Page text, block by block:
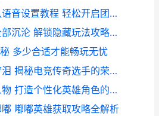
王者荣耀如何调小队语音设置教程 轻松开启团队沟通新体验
王者荣耀如何设置全部沉沦 解锁隐藏玩法攻略全解析
多少合适才能畅玩无忧
王者荣耀如何评价梦泪 揭秘电竞传奇选手的荣耀之路
王者荣耀如何设置人物 打造个性化英雄角色的详细攻略
嘟嘟英雄获取攻略全解析